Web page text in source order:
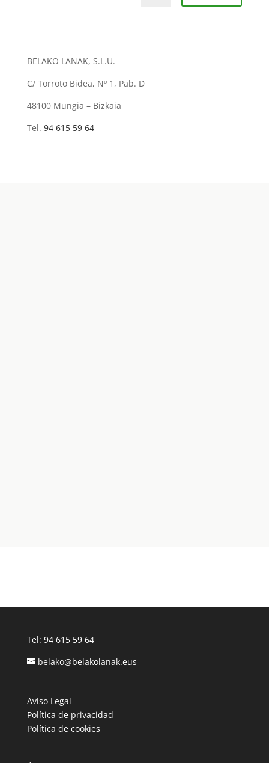
BELAKO LANAK, S.L.U.
C/ Torroto Bidea, Nº 1, Pab. D
48100 Mungia – Bizkaia
Tel. 94 615 59 64
Tel: 94 615 59 64
belako@belakolanak.eus
Aviso Legal
Política de privacidad
Política de cookies